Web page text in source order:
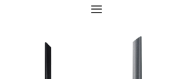
끀